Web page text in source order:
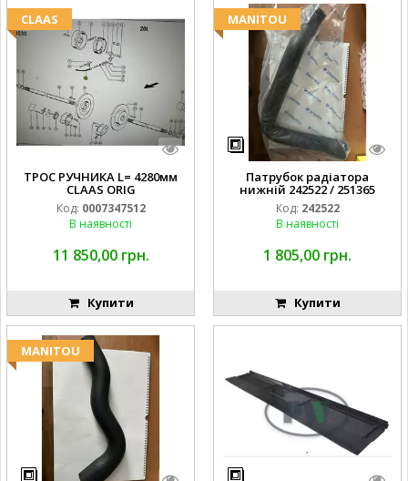
CLAAS
ТРОС РУЧНИКА L= 4280мм
CLAAS ORIG
Код: 0007347512
В наявності
11 850,00 грн.
Купити
MANITOU
Патрубок радіатора
нижній 242522 / 251365
Код: 242522
В наявності
1 805,00 грн.
Купити
MANITOU